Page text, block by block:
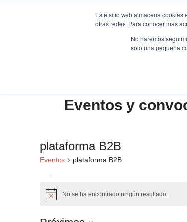
Este sitio web almacena cookies
otras redes. Para conocer más
No haremos
solo una pequeña
Eventos y
plataforma B2B
Eventos plataforma B2B
Eventos
Aviso No se ha encontrado ningún resultado.